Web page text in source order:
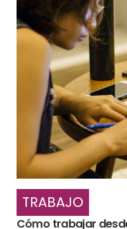
TRABAJO
Cómo trabajar